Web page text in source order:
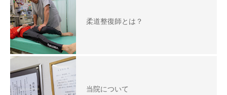
柔道整復師とは？
当院について